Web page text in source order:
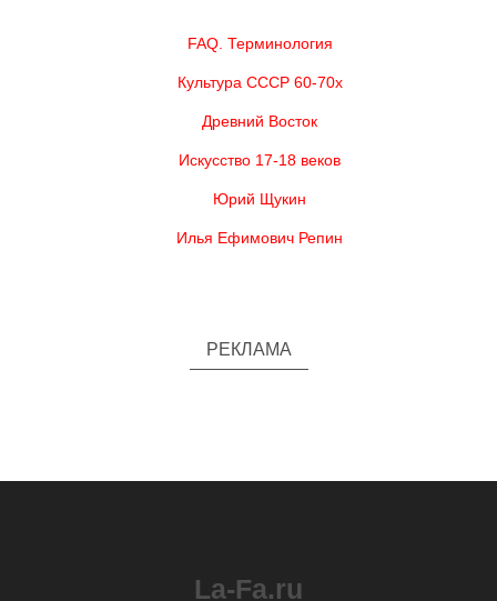
FAQ. Терминология
Культура СССР 60-70х
Древний Восток
Искусство 17-18 веков
Юрий Щукин
Илья Ефимович Репин
РЕКЛАМА
La-Fa.ru